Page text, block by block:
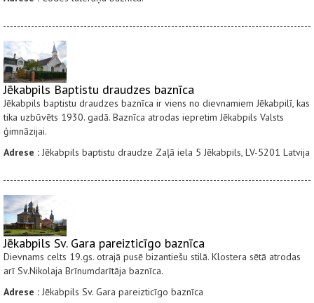
Jēkabpils Baptistu draudzes baznīca
Jēkabpils baptistu draudzes baznīca ir viens no dievnamiem Jēkabpilī, kas
tika uzbūvēts 1930. gadā. Baznīca atrodas iepretim Jēkabpils Valsts
ģimnāzijai.
Adrese : Jēkabpils baptistu draudze Zaļā iela 5 Jēkabpils, LV-5201 Latvija
Jēkabpils Sv. Gara pareizticīgo baznīca
Dievnams celts 19.gs. otrajā pusē bizantiešu stilā. Klostera sētā atrodas
arī Sv.Nikolaja Brīnumdarītāja baznīca.
Adrese : Jēkabpils Sv. Gara pareizticīgo baznīca